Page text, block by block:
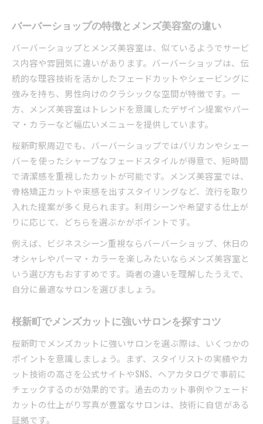
バーバーショップの特徴とメンズ美容室の違い
バーバーショップとメンズ美容室は、似ているようでサービ
ス内容や雰囲気に違いがあります。バーバーショップは、伝
統的な理容技術を活かしたフェードカットやシェービングに
強みを持ち、男性向けのクラシックな空間が特徴です。一
方、メンズ美容室はトレンドを意識したデザイン提案やパー
マ・カラーなど幅広いメニューを提供しています。
桜新町駅周辺でも、バーバーショップではバリカンやシェー
バーを使ったシャープなフェードスタイルが得意で、短時間
で清潔感を重視したカットが可能です。メンズ美容室では、
骨格矯正カットや束感を出すスタイリングなど、流行を取り
入れた提案が多く見られます。利用シーンや希望する仕上が
りに応じて、どちらを選ぶかがポイントです。
例えば、ビジネスシーン重視ならバーバーショップ、休日の
オシャレやパーマ・カラーを楽しみたいならメンズ美容室と
いう選び方もおすすめです。両者の違いを理解したうえで、
自分に最適なサロンを選びましょう。
桜新町でメンズカットに強いサロンを探すコツ
桜新町でメンズカットに強いサロンを選ぶ際は、いくつかの
ポイントを意識しましょう。まず、スタイリストの実績やカ
ット技術の高さを公式サイトやSNS、ヘアカタログで事前に
チェックするのが効果的です。過去のカット事例やフェード
カットの仕上がり写真が豊富なサロンは、技術に自信がある
証拠です。